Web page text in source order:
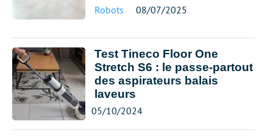
Robots 08/07/2025
Test Tineco Floor One
Stretch S6 : le passe-partout
des aspirateurs balais
laveurs
05/10/2024